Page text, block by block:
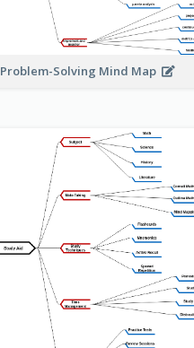
Problem-Solving Mind Map